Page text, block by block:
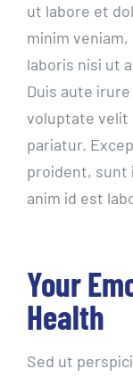
ut labore et
minim
laboris nisi ut
Duis aute
voluptate velit
pariatur.
proident, sunt
anim id est
Your
Health
Sed ut